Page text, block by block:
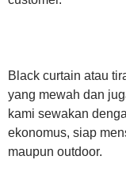
Black curtain atau
yang mewah dan
kami sewakan
ekonomus, siap
maupun outdoor.